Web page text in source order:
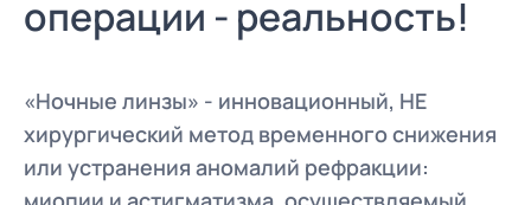
операции - реальность!
«Ночные линзы» - инновационный, НЕ
хирургический метод временного снижения
или устранения аномалий рефракции: